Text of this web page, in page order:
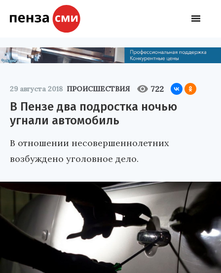
29 августа 2018 ПРОИСШЕСТВИЯ 722
В Пензе два подростка ночью
угнали автомобиль
В отношении несовершеннолетних
возбуждено уголовное дело.